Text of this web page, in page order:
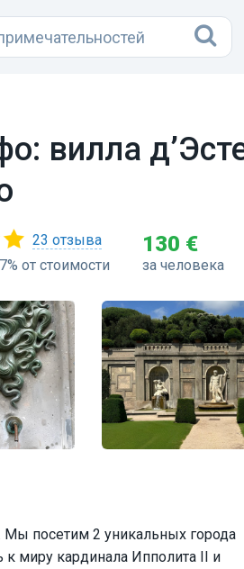
вилла
23 отзыва
от стоимости
130 €
за человека
посетим 2 уникальных города
миру кардинала Ипполита II и